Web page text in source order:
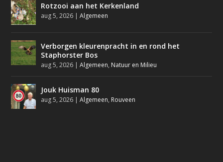
Rotzooi aan het Kerkenland
aug 5, 2026 |Algemeen
Verborgen kleurenpracht in en rond het
Staphorster Bos
aug 5, 2026 |Algemeen, Natuur en Milieu
Jouk Huisman 80
aug 5, 2026 |Algemeen, Rouveen